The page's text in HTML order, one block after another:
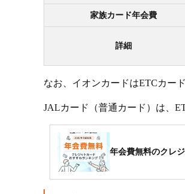
家族カード年会費
詳細
なお、イオンカードはETCカー
JALカード（普通カード）は、
年会費無料のクレ